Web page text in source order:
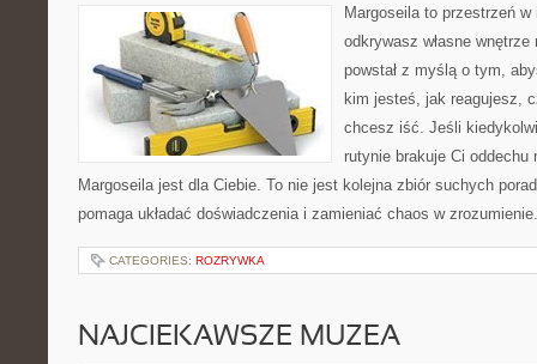
Margoseila to przestrzeń
odkrywasz własne
powstał z myślą o tym,
kim jesteś, jak reagujesz,
chcesz iść. Jeśli
rutynie brakuje Ci oddechu
Margoseila jest dla Ciebie. To nie jest kolejna zbiór suchych
pomaga układać doświadczenia i zamieniać chaos w
CATEGORIES: ROZRYWKA
NAJCIEKAWSZE MUZEA